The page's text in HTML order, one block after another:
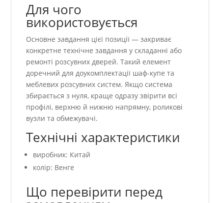
Для чого
використовується
Основне завдання цієї позиції — закриває
конкретне технічне завдання у складанні або
ремонті розсувних дверей. Такий елемент
доречний для доукомплектації шаф-купе та
меблевих розсувних систем. Якщо система
збирається з нуля, краще одразу звірити всі
профілі, верхню й нижню напрямну, роликові
вузли та обмежувачі.
Технічні характеристики
виробник: Китай
колір: Венге
Що перевірити перед